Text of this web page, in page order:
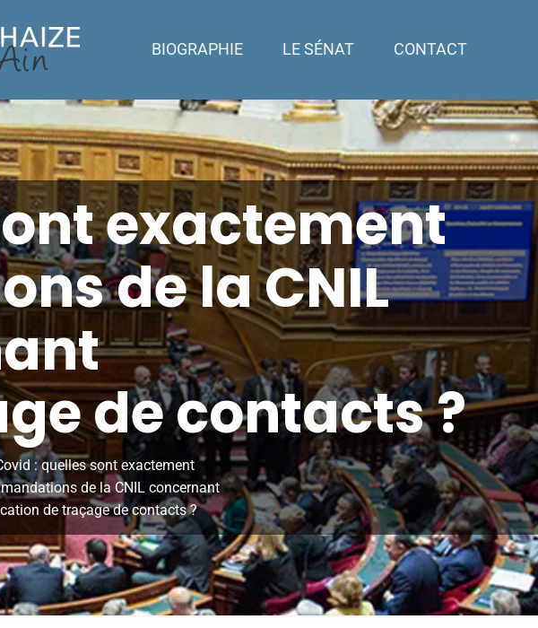
BIOGRAPHIE LE SÉNAT CONTACT
exactement
de la CNIL
de contacts ?
: quelles sont exactement
de la CNIL concernant
de traçage de contacts ?